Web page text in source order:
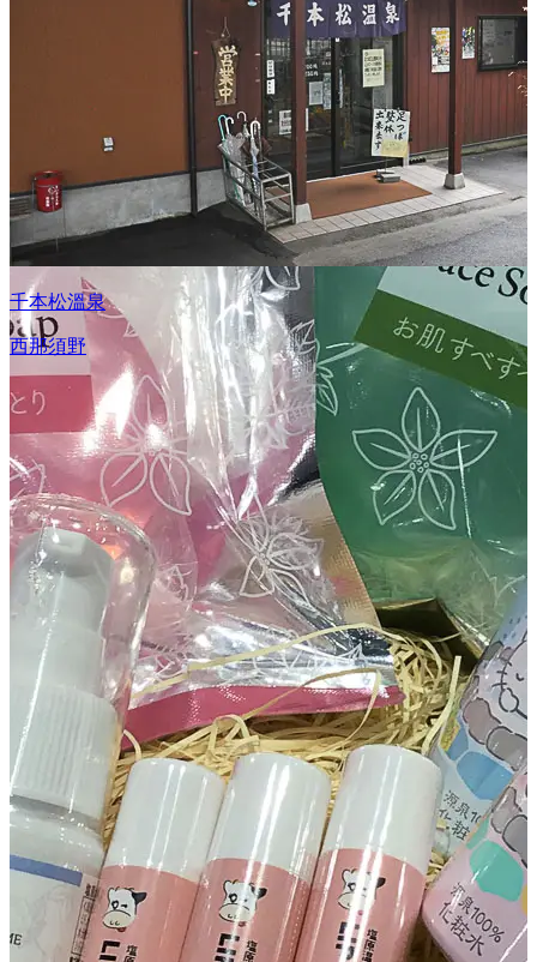
千本松溫泉
西那須野